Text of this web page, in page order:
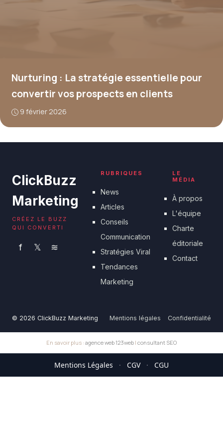
Nurturing : La stratégie essentielle pour
convertir vos prospects en clients
9 février 2026
ClickBuzz
Marketing
CRÉEZ LE BUZZ
QUI CONVERTI
f 𝕏 ≋
RUBRIQUES
News
Articles
Conseils
Communication
Stratégies Viral
Tendances
Marketing
LE
MÉDIA
À propos
L'équipe
Charte
éditoriale
Contact
© 2026 ClickBuzz Marketing Mentions légales Confidentialité
En savoir plus : agence web 123web | consultant SEO
Mentions Légales · CGV · CGU